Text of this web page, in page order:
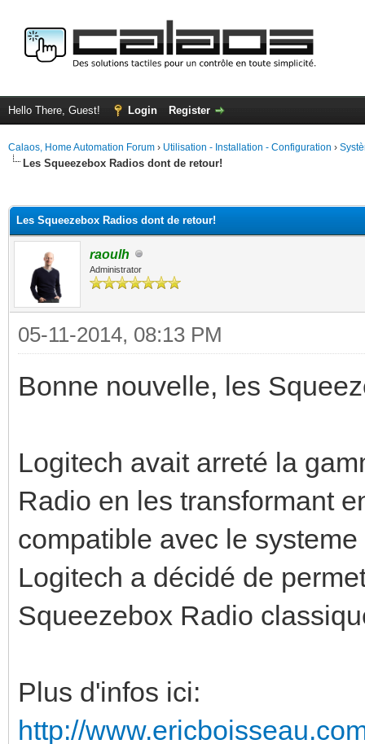
Hello There, Guest! Login Register
Calaos, Home Automation Forum › Utilisation - Installation - Configuration ›
Les Squeezebox Radios dont de retour!
Les Squeezebox Radios dont de retour!
raoulh
Administrator
05-11-2014, 08:13 PM
Bonne nouvelle, les
Logitech avait arreté la
Radio en les transformant
compatible avec le
Logitech a décidé de
Squeezebox Radio
Plus d'infos ici:
http://